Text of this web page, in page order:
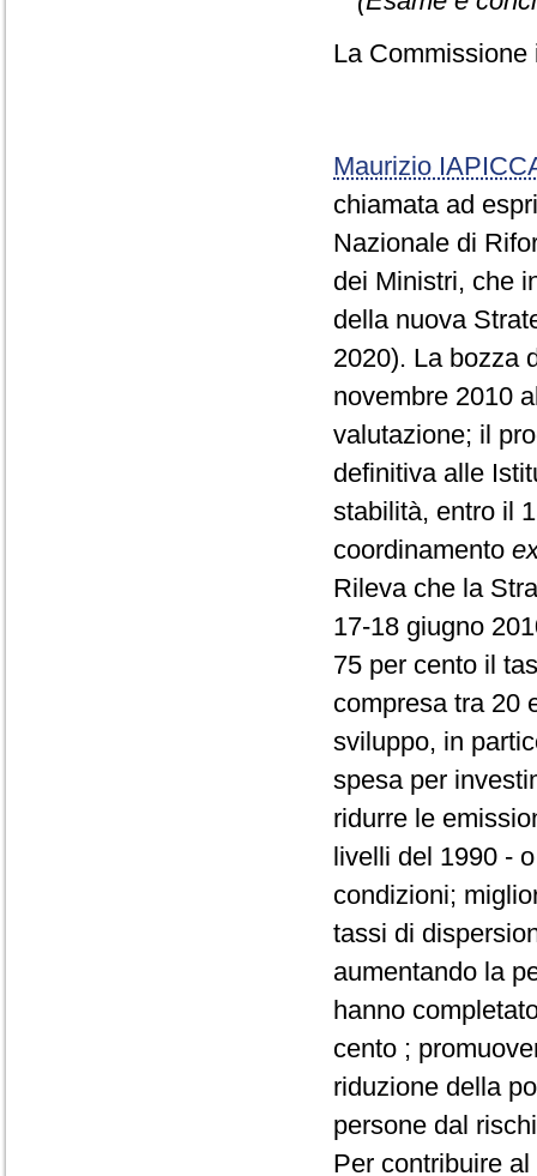
La
Maurizio
chiamata ad
Nazionale di
dei Ministri, che
della nuova
2020). La bozza
novembre 2010
valutazione; il
definitiva alle
stabilità, entro il
coordinamento
Rileva che la
17-18 giugno
75 per cento il
compresa tra 20
sviluppo, in
spesa per
ridurre le
livelli del 1990 -
condizioni;
tassi di
aumentando la
hanno
cento ;
riduzione della
persone dal
Per contribuire